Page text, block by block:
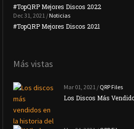
#TopQRP Mejores Discos 2022
Dec 31, 2021 / Noticias
#TopQRP Mejores Discos 2021
Más vistas
Mar 01, 2021 / QRP Files
Los Discos Más